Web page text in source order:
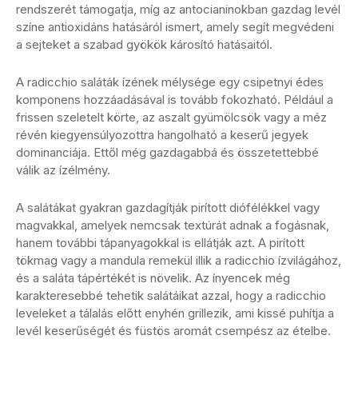
rendszerét támogatja, míg az antocianinokban gazdag levél
színe antioxidáns hatásáról ismert, amely segít megvédeni
a sejteket a szabad gyökök károsító hatásaitól.
A radicchio saláták ízének mélysége egy csipetnyi édes
komponens hozzáadásával is tovább fokozható. Például a
frissen szeletelt körte, az aszalt gyümölcsök vagy a méz
révén kiegyensúlyozottra hangolható a keserű jegyek
dominanciája. Ettől még gazdagabbá és összetettebbé
válik az ízélmény.
A salátákat gyakran gazdagítják pirított diófélékkel vagy
magvakkal, amelyek nemcsak textúrát adnak a fogásnak,
hanem további tápanyagokkal is ellátják azt. A pirított
tökmag vagy a mandula remekül illik a radicchio ízvilágához,
és a saláta tápértékét is növelik. Az ínyencek még
karakteresebbé tehetik salátáikat azzal, hogy a radicchio
leveleket a tálalás előtt enyhén grillezik, ami kissé puhítja a
levél keserűségét és füstös aromát csempész az ételbe.